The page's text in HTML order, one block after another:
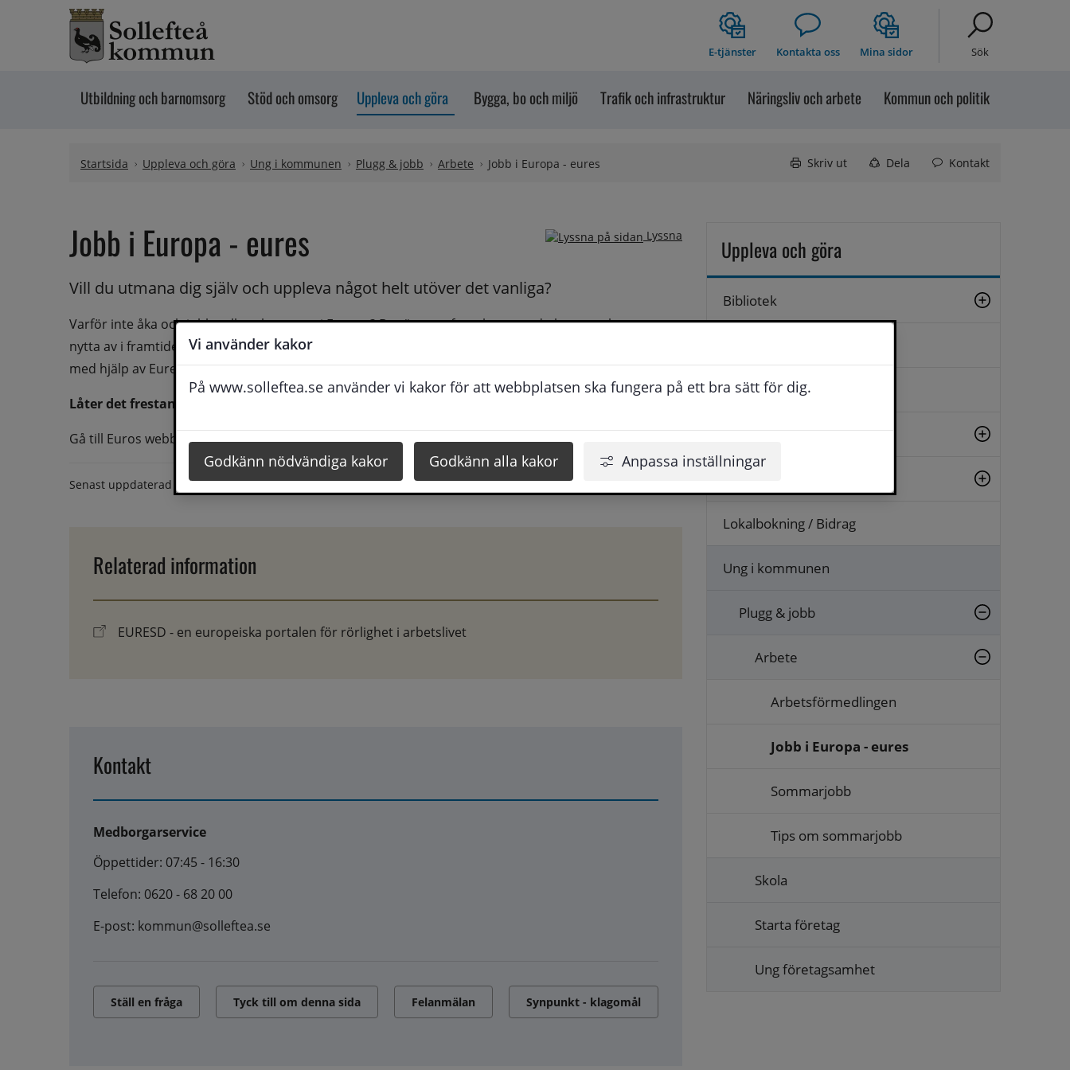
Vi använder kakor
På www.solleftea.se använder vi kakor för att webbplatsen ska fungera på ett bra sätt för dig.
Godkänn nödvändiga kakor Godkänn alla kakor Anpassa inställningar
Hoppa till innehåll
E-tjänster Kontakta oss Mina sidor Sök
Utbildning och barnomsorg Stöd och omsorg Uppleva och göra Bygga, bo och miljö Trafik och infrastruktur Näringsliv och arbete Kommun och politik
Startsida Uppleva och göra Ung i kommunen Plugg & jobb Arbete Jobb i Europa - eures Skriv ut Dela Kontakt
Lyssna
Jobb i Europa - eures
Vill du utmana dig själv och uppleva något helt utöver det vanliga?
Varför inte åka och jobba eller plugga ute i Europa? Det är en erfarenhet som du kommer ha stor
nytta av i framtiden, och för att inte tala om hur roligt du kommer ha det! Möjligheterna är många och
med hjälp av Eures kan du få lättillgänlig information om arbets- och utbildningsmöjligheter i Europa.
Låter det frestande att få utforska världen?
Gå till Euros webb och registrera dig nu!
Senast uppdaterad 6 mars 2020
Relaterad information
EURESD - en europeiska portalen för rörlighet i arbetslivet
Kontakt
Medborgarservice
Öppettider: 07:45 - 16:30
Telefon: 0620 - 68 20 00
E-post: kommun@solleftea.se
Ställ en fråga Tyck till om denna sida Felanmälan Synpunkt - klagomål
Uppleva och göra
Bibliotek
Evenemang
Fritid
Lokalbokning / Bidrag
Ung i kommunen
Plugg & jobb
Arbete
Arbetsförmedlingen
Jobb i Europa - eures
Sommarjobb
Tips om sommarjobb
Skola
Starta företag
Ung företagsamhet